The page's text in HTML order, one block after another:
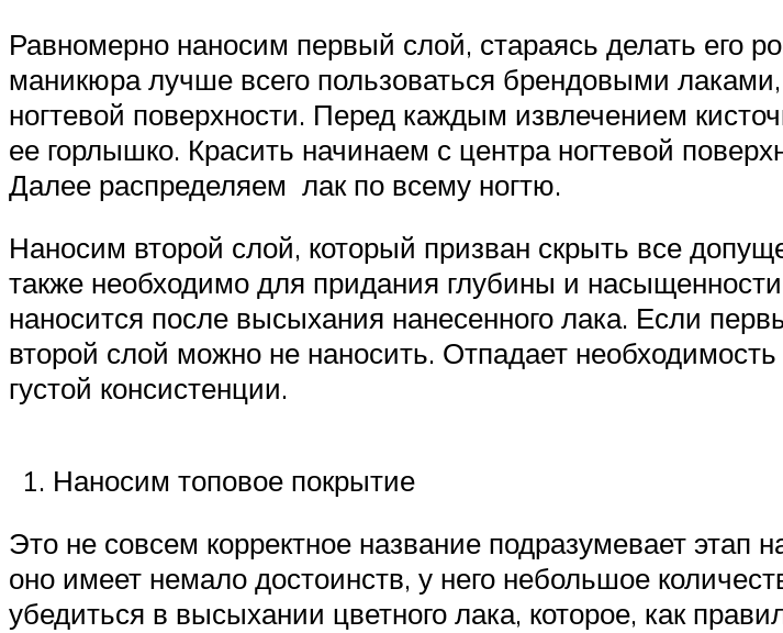
Равномерно наносим первый слой, стараясь делать его
маникюра лучше всего пользоваться брендовыми
ногтевой поверхности. Перед каждым извлечением
ее горлышко. Красить начинаем с центра ногтевой
Далее распределяем лак по всему ногтю.
Наносим второй слой, который призван скрыть все
также необходимо для придания глубины и
наносится после высыхания нанесенного лака. Если
второй слой можно не наносить. Отпадает необходимость
густой консистенции.
Наносим топовое покрытие
Это не совсем корректное название подразумевает этап
оно имеет немало достоинств, у него небольшое
убедиться в высыхании цветного лака, которое, как